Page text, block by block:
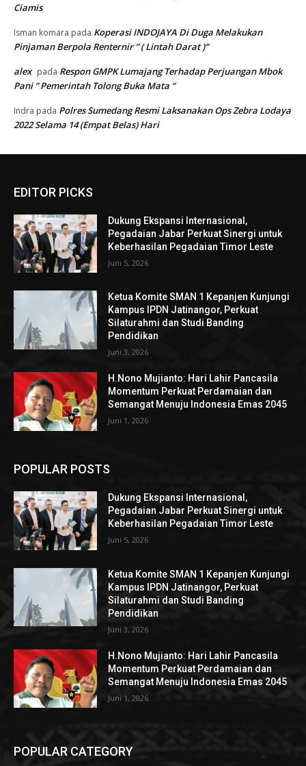
Ciamis
Isman komara pada Koperasi INDOJAYA Di Duga Melakukan
Pinjaman Berpola Renternir ” ( Lintah Darat )”
alex pada Respon GMPK Lumajang Terhadap Perjuangan Mbok
Pani ” Pemerintah Tolong Buka Mata “
Indra pada Polres Sumedang Resmi Laksanakan Ops Zebra Lodaya
2022 Selama 14 (Empat Belas) Hari
EDITOR PICKS
Dukung Ekspansi Internasional,
Pegadaian Jabar Perkuat Sinergi untuk
Keberhasilan Pegadaian Timor Leste
Juni 5, 2026
Ketua Komite SMAN 1 Kepanjen Kunjungi
Kampus IPDN Jatinangor, Perkuat
Silaturahmi dan Studi Banding
Pendidikan
Juni 3, 2026
H.Nono Mujianto: Hari Lahir Pancasila
Momentum Perkuat Perdamaian dan
Semangat Menuju Indonesia Emas 2045
Juni 1, 2026
POPULAR POSTS
Dukung Ekspansi Internasional,
Pegadaian Jabar Perkuat Sinergi untuk
Keberhasilan Pegadaian Timor Leste
Juni 5, 2026
Ketua Komite SMAN 1 Kepanjen Kunjungi
Kampus IPDN Jatinangor, Perkuat
Silaturahmi dan Studi Banding
Pendidikan
Juni 3, 2026
H.Nono Mujianto: Hari Lahir Pancasila
Momentum Perkuat Perdamaian dan
Semangat Menuju Indonesia Emas 2045
Juni 1, 2026
POPULAR CATEGORY